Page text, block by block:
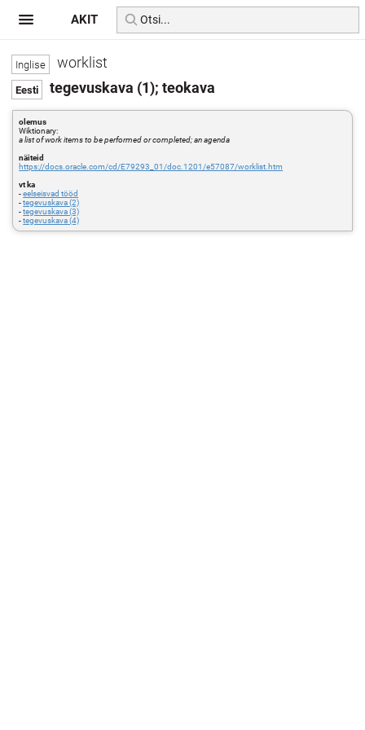
worklist
tegevuskava (1); teokava
olemus
Wiktionary:
a list of work items to be performed or completed; an agenda
näiteid
https://docs.oracle.com/cd/E79293_01/doc.1201/e57087/worklist.htm
vt ka
-eelseisvad tööd
-tegevuskava (2)
-tegevuskava (3)
-tegevuskava (4)
AKIT